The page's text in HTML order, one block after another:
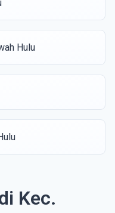
Hulu
Kec.